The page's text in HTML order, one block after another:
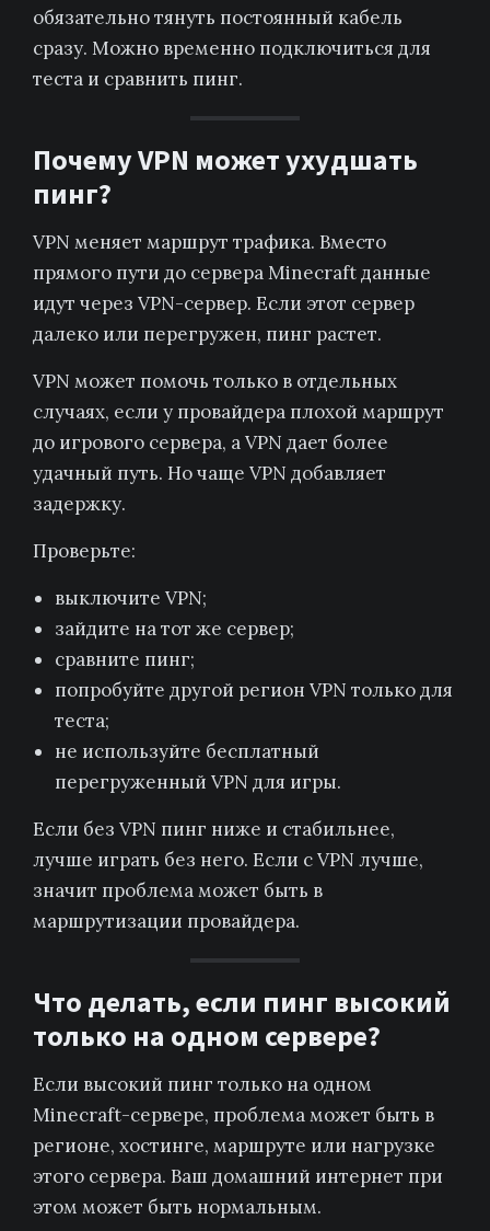
обязательно тянуть постоянный кабель
сразу. Можно временно подключиться для
теста и сравнить пинг.
Почему VPN может ухудшать
пинг?
VPN меняет маршрут трафика. Вместо
прямого пути до сервера Minecraft данные
идут через VPN-сервер. Если этот сервер
далеко или перегружен, пинг растет.
VPN может помочь только в отдельных
случаях, если у провайдера плохой маршрут
до игрового сервера, а VPN дает более
удачный путь. Но чаще VPN добавляет
задержку.
Проверьте:
выключите VPN;
зайдите на тот же сервер;
сравните пинг;
попробуйте другой регион VPN только для
теста;
не используйте бесплатный
перегруженный VPN для игры.
Если без VPN пинг ниже и стабильнее,
лучше играть без него. Если с VPN лучше,
значит проблема может быть в
маршрутизации провайдера.
Что делать, если пинг высокий
только на одном сервере?
Если высокий пинг только на одном
Minecraft-сервере, проблема может быть в
регионе, хостинге, маршруте или нагрузке
этого сервера. Ваш домашний интернет при
этом может быть нормальным.